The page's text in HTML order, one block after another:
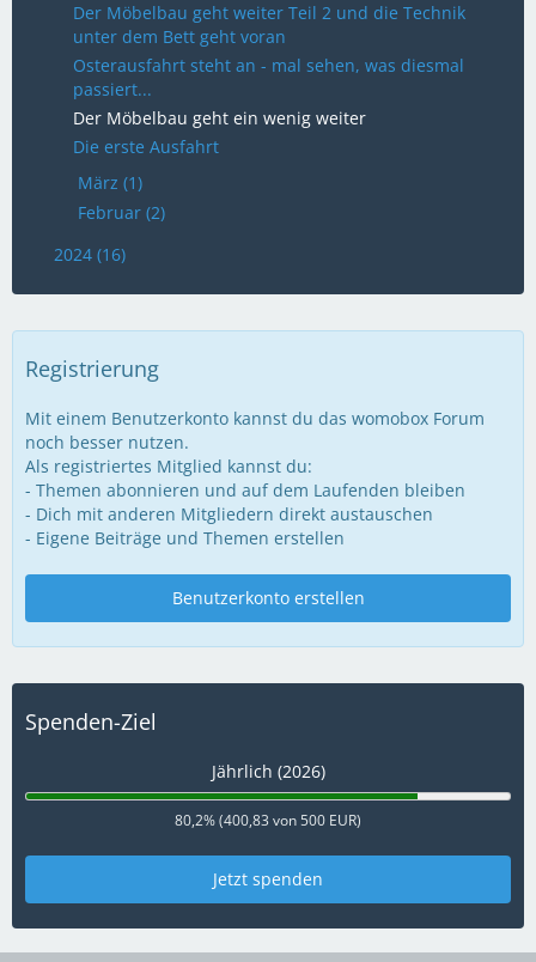
Der Möbelbau geht weiter Teil 2 und die Technik
unter dem Bett geht voran
Osterausfahrt steht an - mal sehen, was diesmal
passiert...
Der Möbelbau geht ein wenig weiter
Die erste Ausfahrt
März (1)
Februar (2)
2024 (16)
Registrierung
Mit einem Benutzerkonto kannst du das womobox Forum
noch besser nutzen.
Als registriertes Mitglied kannst du:
- Themen abonnieren und auf dem Laufenden bleiben
- Dich mit anderen Mitgliedern direkt austauschen
- Eigene Beiträge und Themen erstellen
Benutzerkonto erstellen
Spenden-Ziel
Jährlich (2026)
80,2% (400,83 von 500 EUR)
Jetzt spenden